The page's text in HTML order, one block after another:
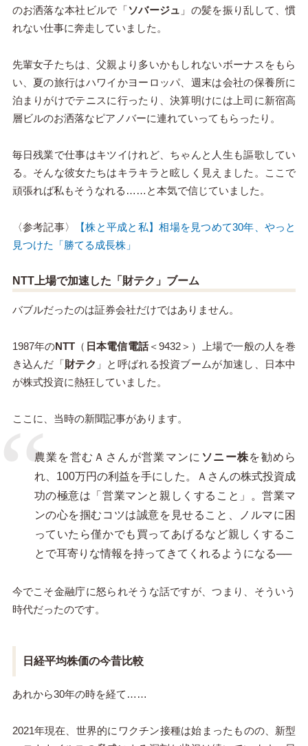
のお洒落な本社ビルで「ソバージュ 」の髪を振り乱して、慣
れない仕事に奔走していました。
先輩女子たちは、父親より多いかもしれないボーナスをもら
い、夏の旅行はハワイかヨーロッパ、週末は会社の保養所に
泊まりがけでテニスに行ったり、決算明けには上司に新宿高
層ビルのお洒落なピアノバーに連れていってもらったり。
毎日残業で仕事はキツイけれど、ちゃんと人生も謳歌してい
る。そんな彼女たちはキラキラと眩しく見えました。ここで
頑張れば私もそうなれる……と本気で信じていました。
〈参考記事〉
【株と平成と私】相場を見つめて30年、やっと
見つけた「勝てる成長株」
NTT上場で加速した「財テク」ブーム
バブルだったのは証券会社だけではありません。
1987年のNTT （ 日本電信電話＜9432＞）上場で一般の人を巻
き込んだ「財テク 」と呼ばれる投資ブームが加速し、日本中
が株式投資に熱狂していました。
ここに、当時の新聞記事があります。
農業を営むＡさんが営業マンに ソニー株を勧めら
れ、100万円の利益を手にした。Ａさんの株式投資成
功の極意は「営業マンと親しくすること」。営業マ
ンの心を掴むコツは誠意を見せること、ノルマに困
っていたら僅かでも買ってあげるなど親しくするこ
とで耳寄りな情報を持ってきてくれるようになる──
今でこそ金融庁に怒られそうな話ですが、つまり、そういう
時代だったのです。
日経平均株価の今昔比較
あれから30年の時を経て……
2021年現在、世界的にワクチン接種は始まったものの、新型